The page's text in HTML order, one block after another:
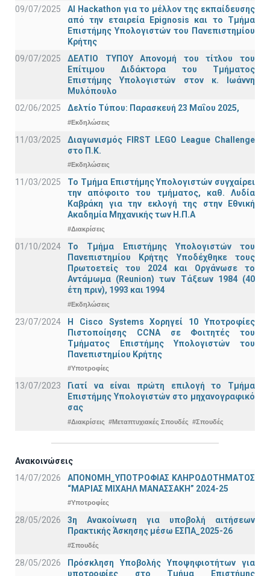
09/07/2025
AI Hackathon για το μέλλον της εκπαίδευσης
από την εταιρεία Epignosis και το Τμήμα
Επιστήμης Υπολογιστών του Πανεπιστημίου
Κρήτης
09/07/2025
ΔΕΛΤΙΟ ΤΥΠΟΥ Απονομή του τίτλου του
Επίτιμου Διδάκτορα του Τμήματος
Επιστήμης Υπολογιστών στον κ. Ιωάννη
Μυλόπουλο
02/06/2025
Δελτίο Τύπου: Παρασκευή 23 Μαΐου 2025,
#Εκδηλώσεις
11/03/2025
Διαγωνισμός FIRST LEGO League Challenge
στο Π.Κ.
#Εκδηλώσεις
11/03/2025
Το Τμήμα Επιστήμης Υπολογιστών συγχαίρει
την απόφοιτο του τμήματος, καθ. Λυδία
Καβράκη για την εκλογή της στην Εθνική
Ακαδημία Μηχανικής των Η.Π.Α
#Διακρίσεις
01/10/2024
Το Τμήμα Επιστήμης Υπολογιστών του
Πανεπιστημίου Κρήτης Υποδέχθηκε τους
Πρωτοετείς του 2024 και Οργάνωσε το
Αντάμωμα (Reunion) των Τάξεων 1984 (40
έτη πριν), 1993 και 1994
#Εκδηλώσεις
23/07/2024
Η Cisco Systems Χορηγεί 10 Υποτροφίες
Πιστοποίησης CCNA σε Φοιτητές του
Τμήματος Επιστήμης Υπολογιστών του
Πανεπιστημίου Κρήτης
#Υποτροφίες
13/07/2023
Γιατί να είναι πρώτη επιλογή το Τμήμα
Επιστήμης Υπολογιστών στο μηχανογραφικό
σας
#Διακρίσεις #Μεταπτυχιακές Σπουδές #Σπουδές
Ανακοινώσεις
14/07/2026
ΑΠΟΝΟΜΗ_ΥΠΟΤΡΟΦΙΑΣ ΚΛΗΡΟΔΟΤΗΜΑΤΟΣ
“ΜΑΡΙΑΣ ΜΙΧΑΗΛ ΜΑΝΑΣΣΑΚΗ” 2024-25
#Υποτροφίες
28/05/2026
3η Ανακοίνωση για υποβολή αιτήσεων
Πρακτικής Άσκησης μέσω ΕΣΠΑ_2025-26
#Σπουδές
28/05/2026
Πρόσκληση Υποβολής Υποψηφιοτήτων για
υποτροφίες στο Τμήμα Επιστήμης